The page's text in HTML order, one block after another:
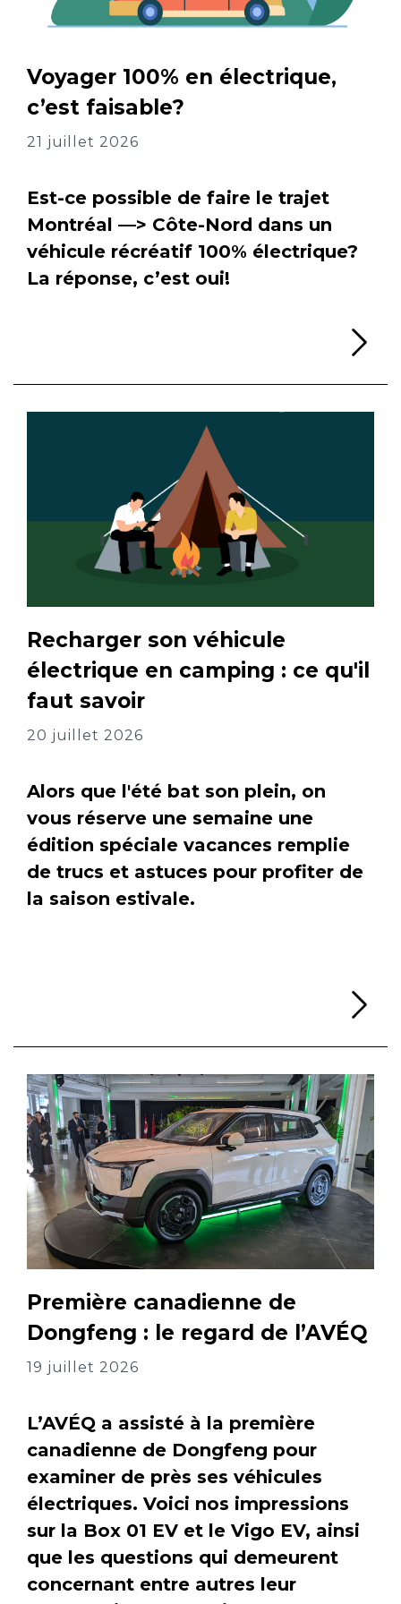
Voyager 100% en électrique,
c’est faisable?
21 juillet 2026
Est-ce possible de faire le trajet
Montréal —> Côte-Nord dans un
véhicule récréatif 100% électrique?
La réponse, c’est oui!
Recharger son véhicule
électrique en camping : ce qu'il
faut savoir
20 juillet 2026
Alors que l'été bat son plein, on
vous réserve une semaine une
édition spéciale vacances remplie
de trucs et astuces pour profiter de
la saison estivale.
Première canadienne de
Dongfeng : le regard de l’AVÉQ
19 juillet 2026
L’AVÉQ a assisté à la première
canadienne de Dongfeng pour
examiner de près ses véhicules
électriques. Voici nos impressions
sur la Box 01 EV et le Vigo EV, ainsi
que les questions qui demeurent
concernant entre autres leur